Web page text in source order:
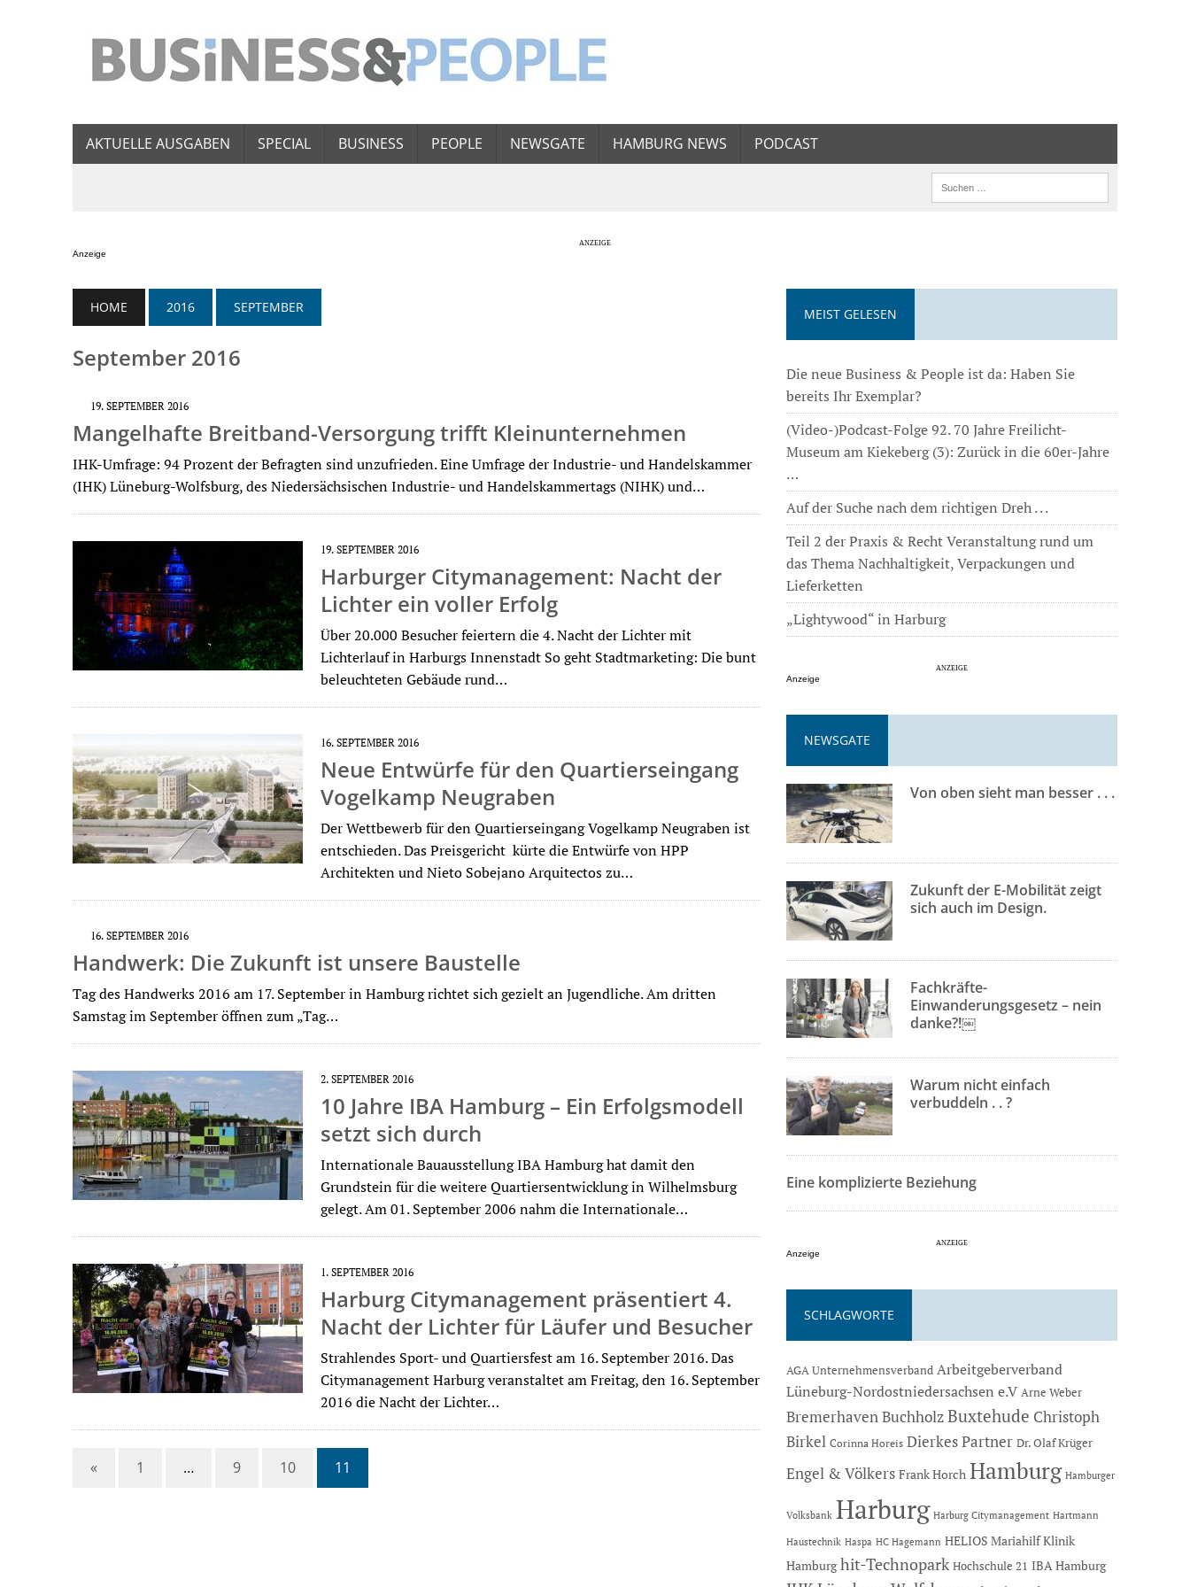
AKTUELLE AUSGABEN SPECIAL BUSINESS PEOPLE NEWSGATE HAMBURG NEWS PODCAST
Anzeige
HOME 2016 SEPTEMBER
September 2016
19. SEPTEMBER 2016
Mangelhafte Breitband-Versorgung trifft Kleinunternehmen
IHK-Umfrage: 94 Prozent der Befragten sind unzufrieden. Eine Umfrage der Industrie- und Handelskammer
(IHK) Lüneburg-Wolfsburg, des Niedersächsischen Industrie- und Handelskammertags (NIHK) und…
19. SEPTEMBER 2016
Harburger Citymanagement: Nacht der
Lichter ein voller Erfolg
Über 20.000 Besucher feiertern die 4. Nacht der Lichter mit
Lichterlauf in Harburgs Innenstadt So geht Stadtmarketing: Die bunt
beleuchteten Gebäude rund…
16. SEPTEMBER 2016
Neue Entwürfe für den Quartierseingang
Vogelkamp Neugraben
Der Wettbewerb für den Quartierseingang Vogelkamp Neugraben ist
entschieden. Das Preisgericht kürte die Entwürfe von HPP
Architekten und Nieto Sobejano Arquitectos zu…
16. SEPTEMBER 2016
Handwerk: Die Zukunft ist unsere Baustelle
Tag des Handwerks 2016 am 17. September in Hamburg richtet sich gezielt an Jugendliche. Am dritten
Samstag im September öffnen zum „Tag…
2. SEPTEMBER 2016
10 Jahre IBA Hamburg – Ein Erfolgsmodell
setzt sich durch
Internationale Bauausstellung IBA Hamburg hat damit den
Grundstein für die weitere Quartiersentwicklung in Wilhelmsburg
gelegt. Am 01. September 2006 nahm die Internationale…
1. SEPTEMBER 2016
Harburg Citymanagement präsentiert 4.
Nacht der Lichter für Läufer und Besucher
Strahlendes Sport- und Quartiersfest am 16. September 2016. Das
Citymanagement Harburg veranstaltet am Freitag, den 16. September
2016 die Nacht der Lichter…
« 1 … 9 10 11
MEIST GELESEN
Die neue Business & People ist da: Haben Sie
bereits Ihr Exemplar?
(Video-)Podcast-Folge 92. 70 Jahre Freilicht-
Museum am Kiekeberg (3): Zurück in die 60er-Jahre
…
Auf der Suche nach dem richtigen Dreh . . .
Teil 2 der Praxis & Recht Veranstaltung rund um
das Thema Nachhaltigkeit, Verpackungen und
Lieferketten
„Lightywood“ in Harburg
Anzeige
NEWSGATE
Von oben sieht man besser . . .
Zukunft der E-Mobilität zeigt
sich auch im Design.
Fachkräfte-
Einwanderungsgesetz – nein
danke?!￼
Warum nicht einfach
verbuddeln . . ?
Eine komplizierte Beziehung
Anzeige
SCHLAGWORTE
AGA Unternehmensverband Arbeitgeberverband
Lüneburg-Nordostniedersachsen e.V Arne Weber
BremerhavenBuchholzBuxtehude Christoph
Birkel Corinna Horeis Dierkes Partner Dr. Olaf Krüger
Engel & Völkers Frank Horch Hamburg Hamburger
Volksbank Harburg Harburg Citymanagement Hartmann
Haustechnik Haspa HC Hagemann HELIOS Mariahilf Klinik
Hamburg hit-Technopark Hochschule 21 IBA Hamburg